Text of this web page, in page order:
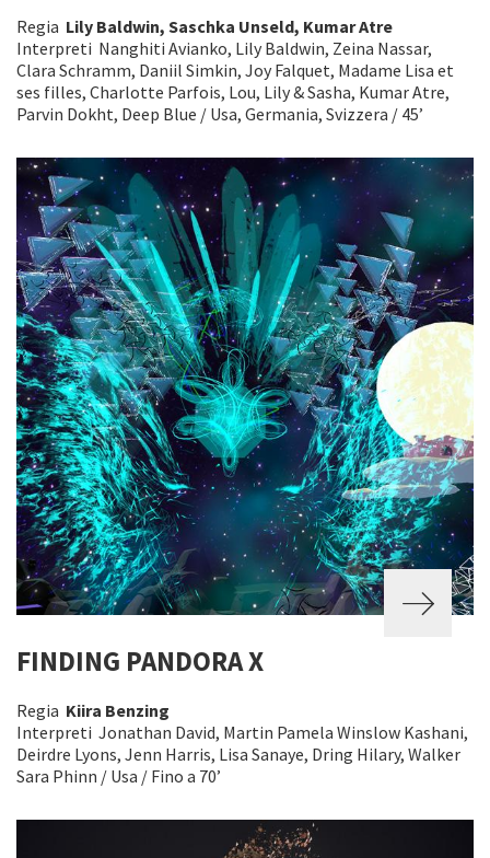
Regia Lily Baldwin, Saschka Unseld, Kumar Atre
Interpreti Nanghiti Avianko, Lily Baldwin, Zeina Nassar,
Clara Schramm, Daniil Simkin, Joy Falquet, Madame Lisa et
ses filles, Charlotte Parfois, Lou, Lily & Sasha, Kumar Atre,
Parvin Dokht, Deep Blue / Usa, Germania, Svizzera / 45’
FINDING PANDORA X
Regia Kiira Benzing
Interpreti Jonathan David, Martin Pamela Winslow Kashani,
Deirdre Lyons, Jenn Harris, Lisa Sanaye, Dring Hilary, Walker
Sara Phinn / Usa / Fino a 70’